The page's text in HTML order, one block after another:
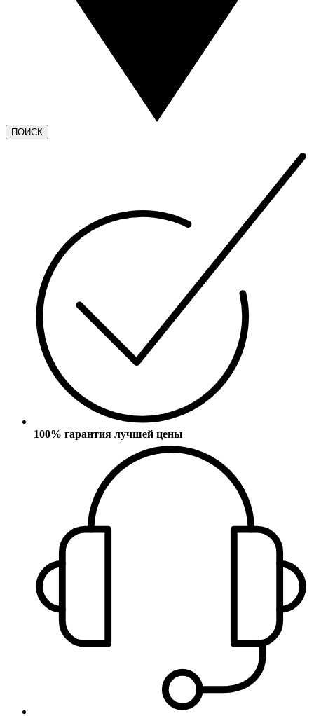
ПОИСК
100% гарантия лучшей цены